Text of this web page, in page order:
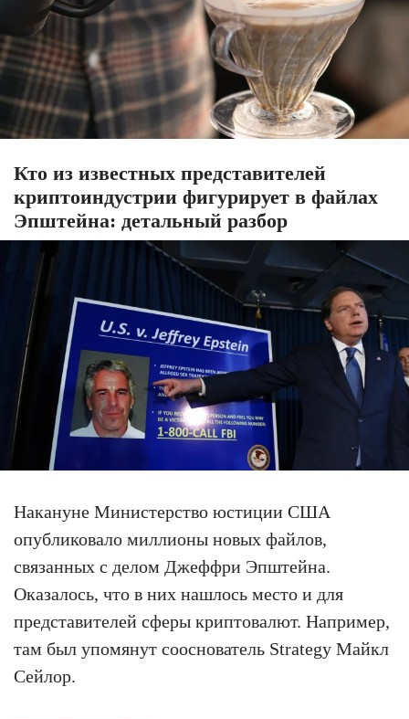
Кто из известных представителей
криптоиндустрии фигурирует в файлах
Эпштейна: детальный разбор
Накануне Министерство юстиции США
опубликовало миллионы новых файлов,
связанных с делом Джеффри Эпштейна.
Оказалось, что в них нашлось место и для
представителей сферы криптовалют. Например,
там был упомянут сооснователь Strategy Майкл
Сейлор.